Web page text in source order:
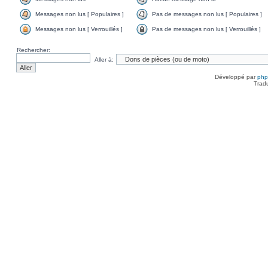
Messages non lus [ Populaires ] Pas de messages non lus [ Populaires ]
Messages non lus [ Verrouillés ] Pas de messages non lus [ Verrouillés ]
Rechercher:
Aller à:
Développé par